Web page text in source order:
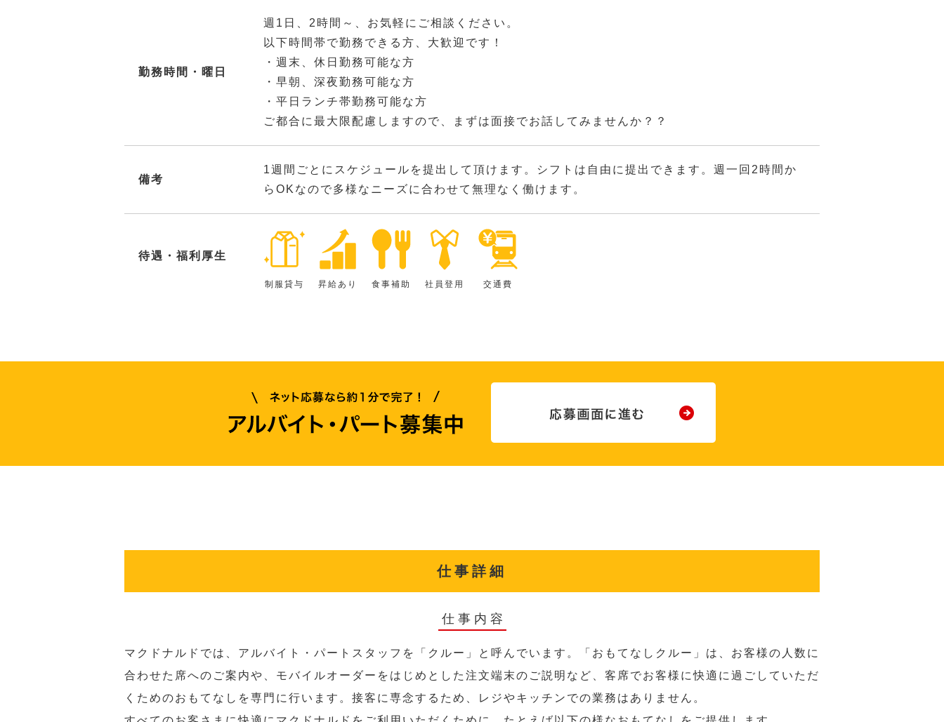
勤務時間・曜日
週1日、2時間～、お気軽にご相談ください。
以下時間帯で勤務できる方、大歓迎です！
・週末、休日勤務可能な方
・早朝、深夜勤務可能な方
・平日ランチ帯勤務可能な方
ご都合に最大限配慮しますので、まずは面接でお話してみませんか？？
備考
1週間ごとにスケジュールを提出して頂けます。シフトは自由に提出できます。週一回2時間か
らOKなので多様なニーズに合わせて無理なく働けます。
待遇・福利厚生
制服貸与 昇給あり 食事補助 社員登用 交通費
仕事詳細
仕事内容
マクドナルドでは、アルバイト・パートスタッフを「クルー」と呼んでいます。「おもてなしクルー」は、お客様の人数に
合わせた席へのご案内や、モバイルオーダーをはじめとした注文端末のご説明など、客席でお客様に快適に過ごしていただ
くためのおもてなしを専門に行います。接客に専念するため、レジやキッチンでの業務はありません。